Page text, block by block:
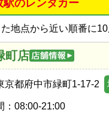
駅のレンタカー
地点から近い順番に
町店
京都府中市緑町1-17-2
08:00-21:00